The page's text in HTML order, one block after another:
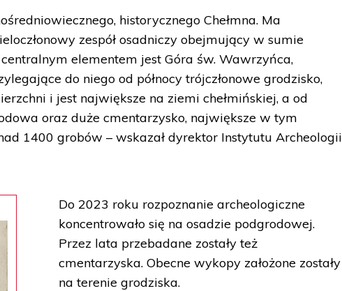
historycznego Chełmna. Ma
zespół osadniczy obejmujący w sumie
elementem jest Góra św. Wawrzyńca,
do niego od północy trójczłonowe grodzisko,
i jest największe na ziemi chełmińskiej, a od
oraz duże cmentarzysko, największe w tym
1400 grobów – wskazał dyrektor Instytutu Archeologii
Do 2023 roku rozpoznanie archeologiczne
koncentrowało się na osadzie podgrodowej.
Przez lata przebadane zostały też
cmentarzyska. Obecne wykopy założone zostały
na terenie grodziska.